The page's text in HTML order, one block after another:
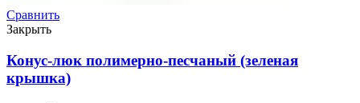
Сравнить
Закрыть
Конус-люк полимерно-песчаный (зеленая
крышка)